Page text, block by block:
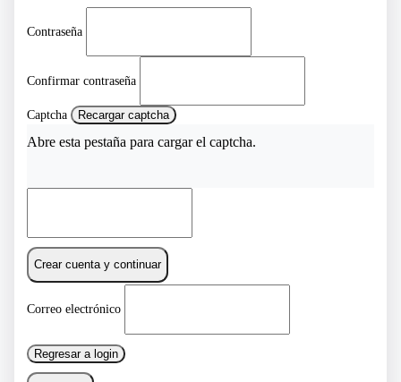
Contraseña
Confirmar contraseña
Captcha Recargar captcha
Abre esta pestaña para cargar el captcha.
Crear cuenta y continuar
Correo electrónico
Regresar a login